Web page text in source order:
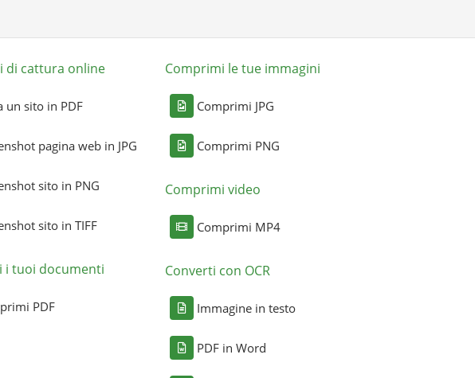
di cattura online
un sito in PDF
pagina web in JPG
sito in PNG
sito in TIFF
i tuoi documenti
PDF
Comprimi le tue immagini
Comprimi JPG
Comprimi PNG
Comprimi video
Comprimi MP4
Converti con OCR
Immagine in testo
PDF in Word